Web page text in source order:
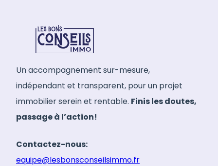
Un accompagnement sur-mesure,
indépendant et transparent, pour un projet
immobilier serein et rentable. Finis les doutes,
passage à l’action!
Contactez-nous:
equipe@lesbonsconseilsimmo.fr